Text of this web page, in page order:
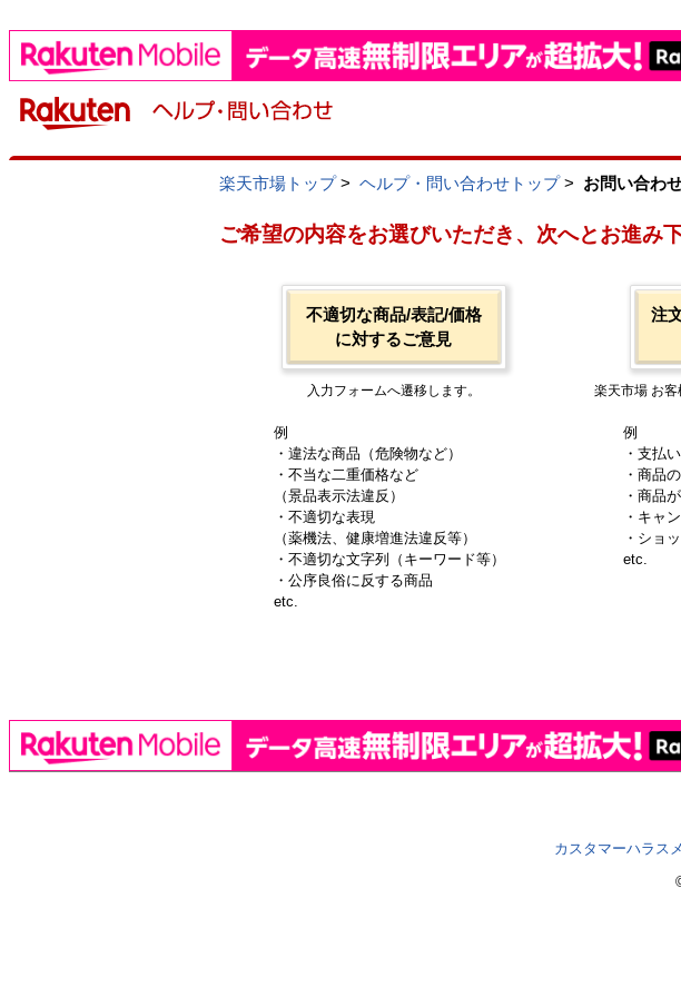
楽天市場トップ> ヘルプ・問い合わせトップ> お問い合わ
ご希望の内容をお選びいただき、次へとお進み下
不適切な商品/表記/価格
に対するご意見
入力フォームへ遷移します。
例
・違法な商品（危険物など）
・不当な二重価格など
（景品表示法違反）
・不適切な表現
（薬機法、健康増進法違反等）
・不適切な文字列（キーワード等）
・公序良俗に反する商品
etc.
注
楽天市場 お客
例
・支払い
・商品
・商品
・キャ
・ショ
etc.
カスタマーハラス